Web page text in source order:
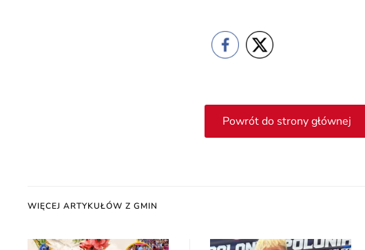
Powrót do strony głównej
WIĘCEJ ARTYKUŁÓW Z GMIN